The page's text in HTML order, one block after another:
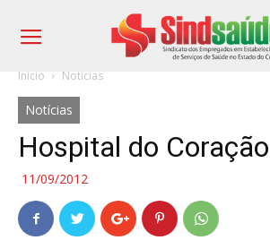
Início Notícias
Notícias
Hospital do Coração
11/09/2012